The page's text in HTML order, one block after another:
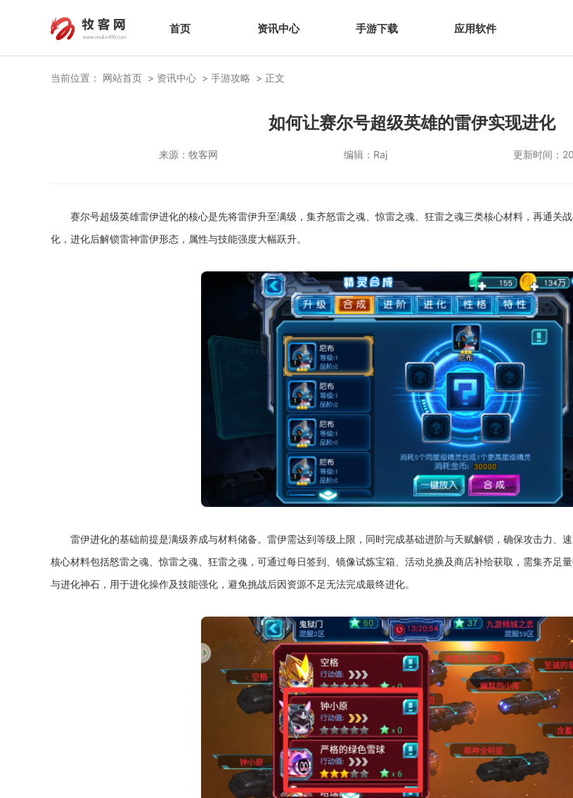
首页 资讯中心 手游下载 应用软件
当前位置： 网站首页 资讯中心 手游攻略 正文
如何让赛尔号超级英雄的雷伊实现进化
来源：牧客网 编辑： Raj 更新时间：
赛尔号超级英雄雷伊进化的核心是先将雷伊升至满级，集齐怒雷之魂、惊雷之魂、狂雷之魂三类核心材料，再通关
化，进化后解锁雷神雷伊形态，属性与技能强度大幅跃升。
雷伊进化的基础前提是满级养成与材料储备。雷伊需达到等级上限，同时完成基础进阶与天赋解锁，确保攻击力、
核心材料包括怒雷之魂、惊雷之魂、狂雷之魂，可通过每日签到、镜像试炼宝箱、活动兑换及商店补给获取，需集齐足
与进化神石，用于进化操作及技能强化，避免挑战后因资源不足无法完成最终进化。